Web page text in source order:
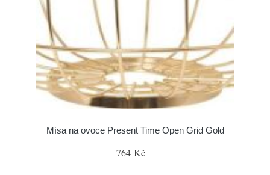
Mísa na ovoce Present Time Open Grid Gold
764 Kč